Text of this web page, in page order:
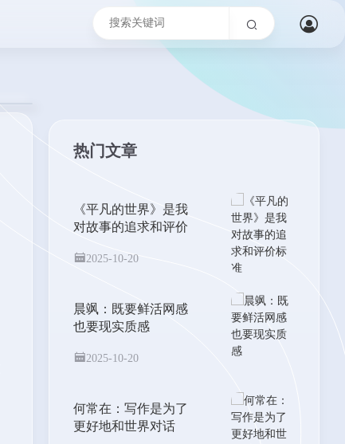
热门文章
《平凡的世界》是我
对故事的追求和评价
2025-10-20
晨飒：既要鲜活网感
也要现实质感
2025-10-20
何常在：写作是为了
更好地和世界对话